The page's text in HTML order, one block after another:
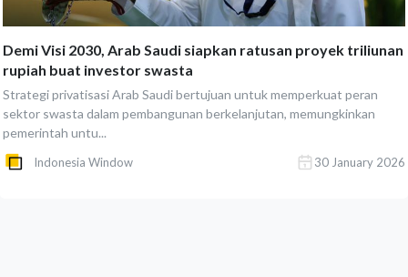
Demi Visi 2030, Arab Saudi siapkan ratusan proyek triliunan
rupiah buat investor swasta
Strategi privatisasi Arab Saudi bertujuan untuk memperkuat peran
sektor swasta dalam pembangunan berkelanjutan, memungkinkan
pemerintah untu...
Indonesia Window 30 January 2026